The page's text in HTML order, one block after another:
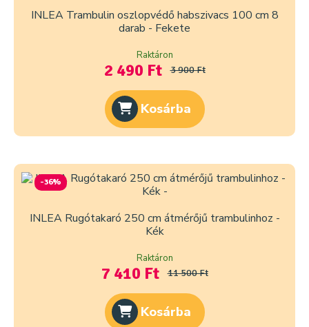
INLEA Trambulin oszlopvédő habszivacs 100 cm 8
darab - Fekete
Raktáron
2 490 Ft 3 900 Ft
Kosárba
-36%
INLEA Rugótakaró 250 cm átmérőjű trambulinhoz -
Kék
Raktáron
7 410 Ft 11 500 Ft
Kosárba